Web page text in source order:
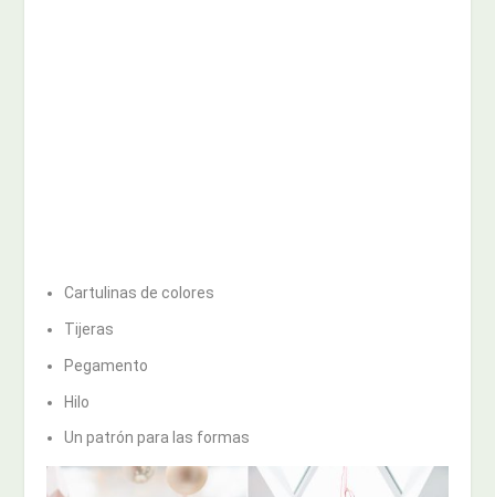
Cartulinas de colores
Tijeras
Pegamento
Hilo
Un patrón para las formas